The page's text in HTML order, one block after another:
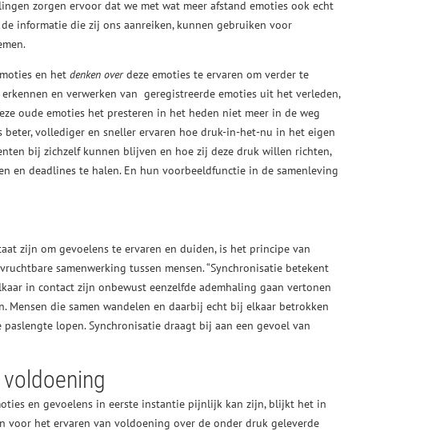
zorgen ervoor dat we met wat meer afstand emoties ook echt
informatie die zij ons aanreiken, kunnen gebruiken voor
en het denken overdeze emoties te ervaren om verder te
en verwerken van geregistreerde emoties uit het verleden,
oude emoties het presteren in het heden niet meer in de weg
vollediger en sneller ervaren hoe druk-in-het-nu in het eigen
bij zichzelf kunnen blijven en hoe zij deze druk willen richten,
en deadlines te halen. En hun voorbeeldfunctie in de samenleving
zijn om gevoelens te ervaren en duiden, is het principe van
samenwerking tussen mensen. “Synchronisatie betekent
in contact zijn onbewust eenzelfde ademhaling gaan vertonen
Mensen die samen wandelen en daarbij echt bij elkaar betrokken
lopen. Synchronisatie draagt bij aan een gevoel van
en gevoelens in eerste instantie pijnlijk kan zijn, blijkt het in
voor het ervaren van voldoening over de onder druk geleverde